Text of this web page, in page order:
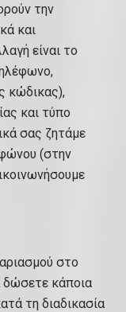
την
και
είναι το
κώδικας),
και τύπο
σας ζητάμε
(στην
στο
δώσετε κάποια
τη διαδικασία